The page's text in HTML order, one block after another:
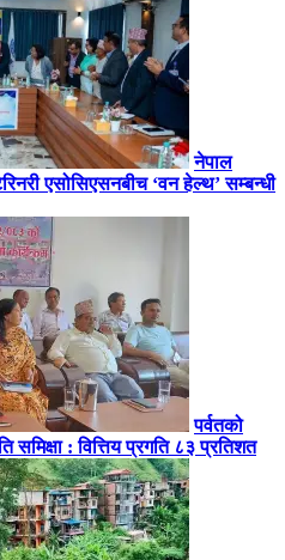
नेपाल
एसोसिएसनबीच ‘वन हेल्थ’ सम्बन्धी
पर्वतको
समिक्षा : वित्तिय प्रगति ८३ प्रतिशत